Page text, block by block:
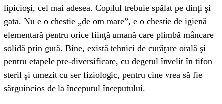
lipicioşi, cel mai adesea. Copilul trebuie spălat pe dinţi şi
gata. Nu e o chestie „de om mare”, e o chestie de igienă
elementară pentru orice fiinţă umană care plimbă mâncare
solidă prin gură. Bine, există tehnici de curăţare orală şi
pentru etapele pre-diversificare, cu degetul învelit în tifon
steril şi umezit cu ser fiziologic, pentru cine vrea să fie
sârguincios de la începutul începutului.